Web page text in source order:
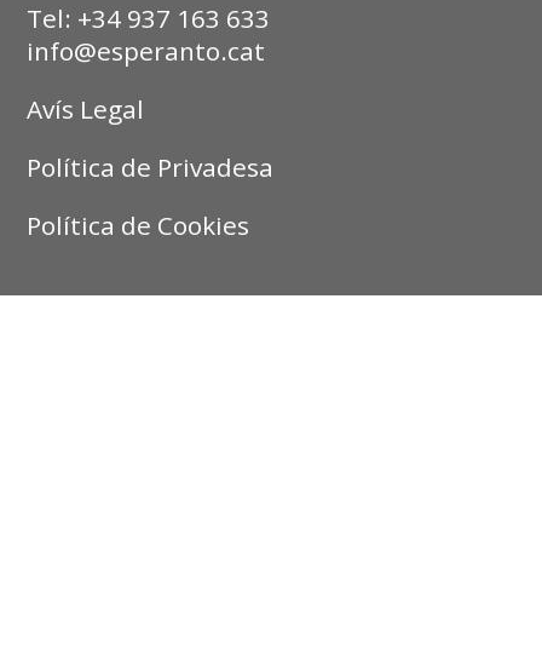
Tel: +34 937 163 633
info@esperanto.cat
Avís Legal
Política de Privadesa
Política de Cookies